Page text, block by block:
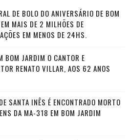
DE BOLO DO ANIVERSÁRIO DE BOM
MAIS DE 2 MILHÕES DE
EM MENOS DE 24HS.
BOM JARDIM O CANTOR E
RENATO VILLAR, AOS 62 ANOS
SANTA INÊS É ENCONTRADO MORTO
DA MA-318 EM BOM JARDIM